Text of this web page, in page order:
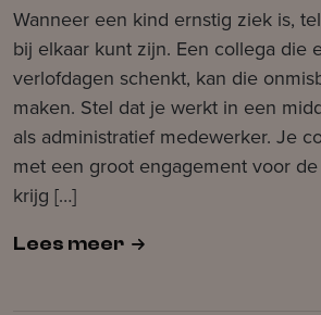
Wanneer een kind ernstig ziek is,
bij elkaar kunt zijn. Een collega die
verlofdagen schenkt, kan die
maken. Stel dat je werkt in een
als administratief medewerker. Je
met een groot engagement voor
krijg […]
Lees meer